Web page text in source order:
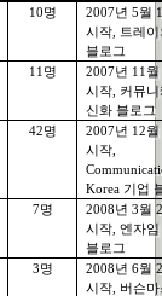
10명 2007년 5월
시작
트레
블로그
11 명 2007년 11 월
시작
커뮤
신화 블로그
42명 2007년 12월
시작
Korea 기업
7명 2008년 3월
시작 ,엔자임
블로그
3명 2008년 6월
시작
버슨